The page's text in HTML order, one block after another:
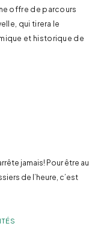
offre de parcours
qui tirera le
et historique de
jamais! Pour être au
de l’heure, c’est